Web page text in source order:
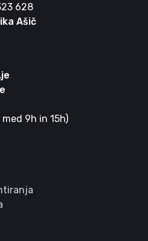
628
Ašič
9h in 15h)